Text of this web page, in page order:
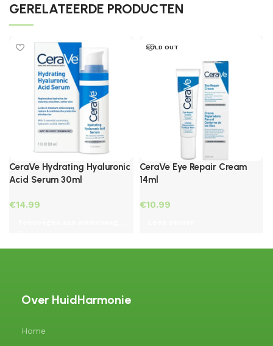
GERELATEERDE PRODUCTEN
CeraVe Hydrating Hyaluronic
Acid Serum 30ml
€
SOLD OUT
CeraVe Eye Repair Cream
14ml
€
Over HuidHarmonie
Home